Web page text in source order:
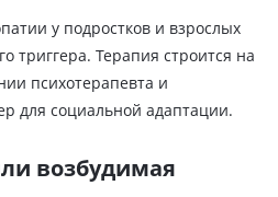
у подростков и взрослых
триггера. Терапия строится на
психотерапевта и
для социальной адаптации.
возбудимая